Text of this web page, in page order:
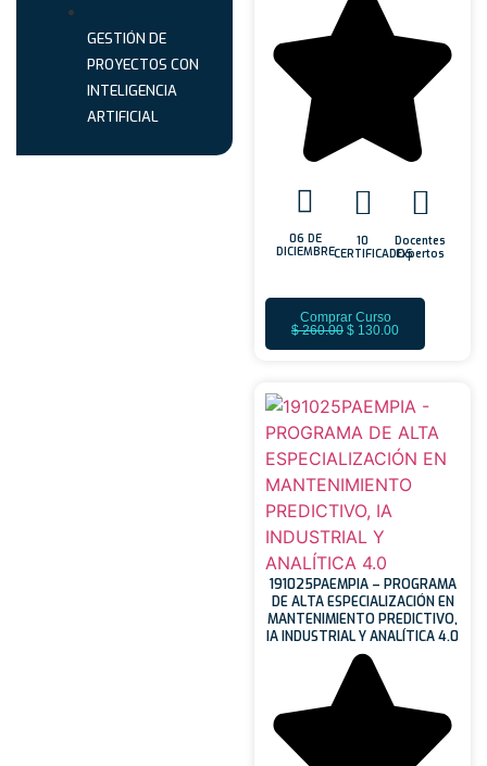
GESTIÓN DE
PROYECTOS CON
INTELIGENCIA
ARTIFICIAL
06 DE
DICIEMBRE
10
CERTIFICADOS
Docentes
Expertos
Comprar Curso
$260.00 $ 130.00
191025PAEMPIA – PROGRAMA
DE ALTA ESPECIALIZACIÓN EN
MANTENIMIENTO PREDICTIVO,
IA INDUSTRIAL Y ANALÍTICA 4.0